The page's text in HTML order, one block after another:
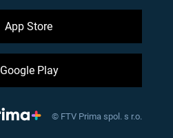
App Store
Google Play
© FTV Prima spol. s r.o.